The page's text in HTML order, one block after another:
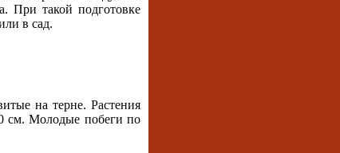
При такой подготовке
в сад.
на терне. Растения
см. Молодые побеги по